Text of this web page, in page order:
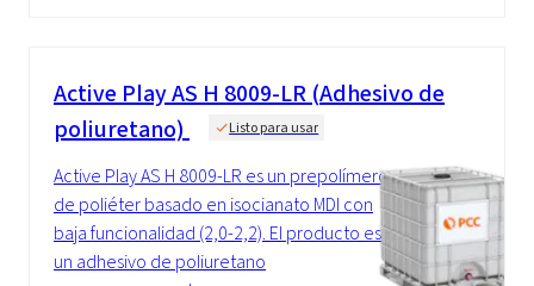
Active Play AS H 8009-LR (Adhesivo de
poliuretano)
Listo para usar
Active Play AS H 8009-LR es un prepolímero
de poliéter basado en isocianato MDI con
baja funcionalidad (2,0-2,2). El producto es
un adhesivo de poliuretano